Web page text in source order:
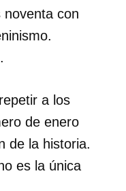
noventa con
a los
de enero
de la historia.
es la única